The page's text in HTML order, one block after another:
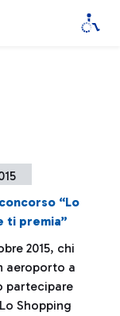
“Lo
ti premia”
2015, chi
aeroporto a
partecipare
Shopping